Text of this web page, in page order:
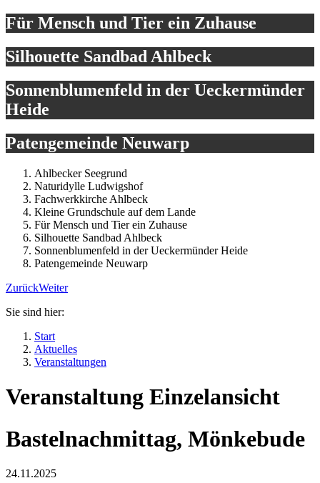
Für Mensch und Tier ein Zuhause
Silhouette Sandbad Ahlbeck
Sonnenblumenfeld in der Ueckermünder
Heide
Patengemeinde Neuwarp
Ahlbecker Seegrund
Naturidylle Ludwigshof
Fachwerkkirche Ahlbeck
Kleine Grundschule auf dem Lande
Für Mensch und Tier ein Zuhause
Silhouette Sandbad Ahlbeck
Sonnenblumenfeld in der Ueckermünder Heide
Patengemeinde Neuwarp
ZurückWeiter
Sie sind hier:
Start
Aktuelles
Veranstaltungen
Veranstaltung Einzelansicht
Bastelnachmittag, Mönkebude
24.11.2025